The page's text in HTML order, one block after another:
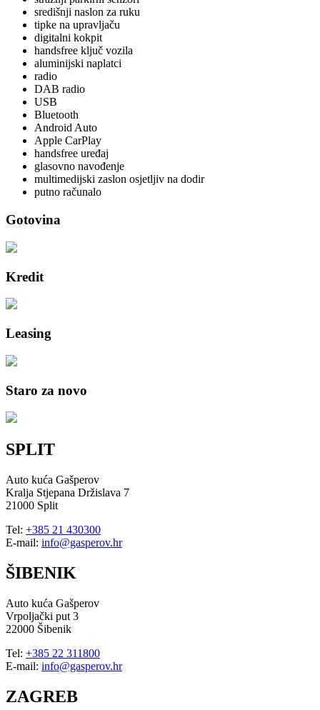
središnji naslon za ruku
tipke na upravljaču
digitalni kokpit
handsfree ključ vozila
aluminijski naplatci
radio
DAB radio
USB
Bluetooth
Android Auto
Apple CarPlay
handsfree uređaj
glasovno navođenje
multimedijski zaslon osjetljiv na dodir
putno računalo
Gotovina
Kredit
Leasing
Staro za novo
SPLIT
Auto kuća Gašperov
Kralja Stjepana Držislava 7
21000 Split
Tel: +385 21 430300
E-mail: info@gasperov.hr
ŠIBENIK
Auto kuća Gašperov
Vrpoljački put 3
22000 Šibenik
Tel: +385 22 311800
E-mail: info@gasperov.hr
ZAGREB